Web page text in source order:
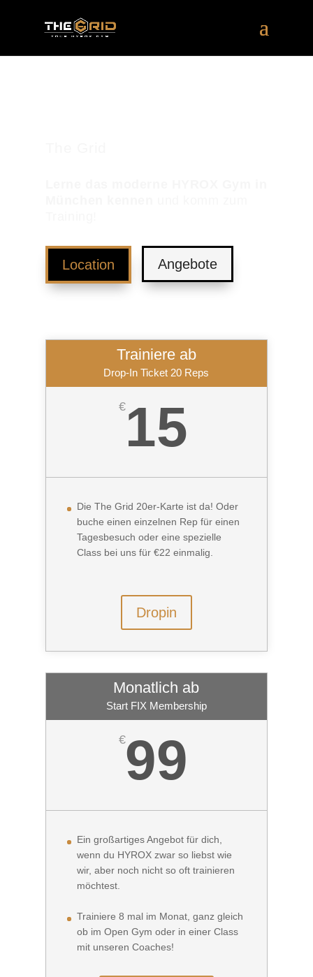
Location Angebote
Trainiere ab
Drop-In Ticket 20 Reps
€15
Die The Grid 20er-Karte ist da! Oder
buche einen einzelnen Rep für einen
Tagesbesuch oder eine spezielle
Class bei uns für €22 einmalig.
Dropin
Monatlich ab
Start FIX Membership
€99
Ein großartiges Angebot für dich,
wenn du HYROX zwar so liebst wie
wir, aber noch nicht so oft trainieren
möchtest.
Trainiere 8 mal im Monat, ganz gleich
ob im Open Gym oder in einer Class
mit unseren Coaches!